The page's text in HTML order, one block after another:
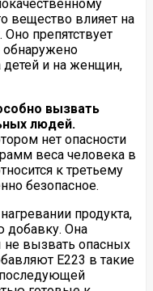
вещество влияет на
препятствует
детей и на женщин,
вызвать
людей.
нет опасности
веса человека в
к третьему
безопасное.
продукта,
добавку. Она
вызвать опасных
E223 в такие